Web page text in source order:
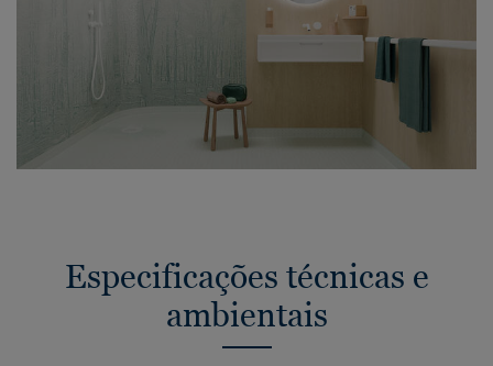
Especificações técnicas e
ambientais